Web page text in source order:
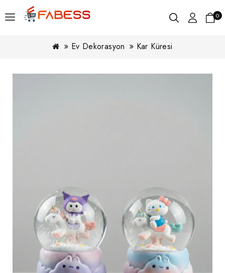
0
Ev Dekorasyon Kar Küresi